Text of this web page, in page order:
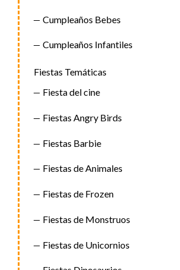
Cumpleaños Bebes
Cumpleaños Infantiles
Fiestas Temáticas
Fiesta del cine
Fiestas Angry Birds
Fiestas Barbie
Fiestas de Animales
Fiestas de Frozen
Fiestas de Monstruos
Fiestas de Unicornios